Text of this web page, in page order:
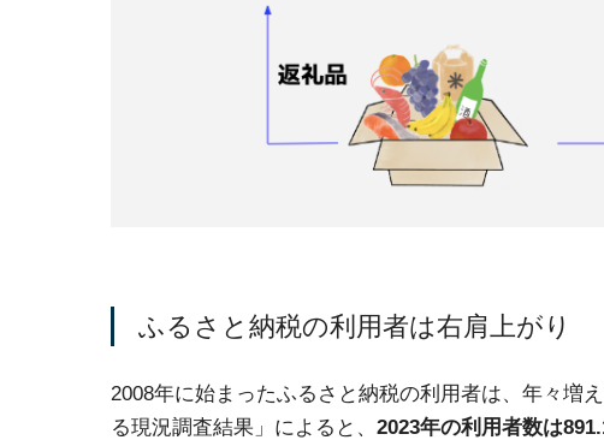
ふるさと納税の利用者は右肩上がり
2008年に始まったふるさと納税の利用者は、年々増
る現況調査結果」によると、 2023年の利用者数は